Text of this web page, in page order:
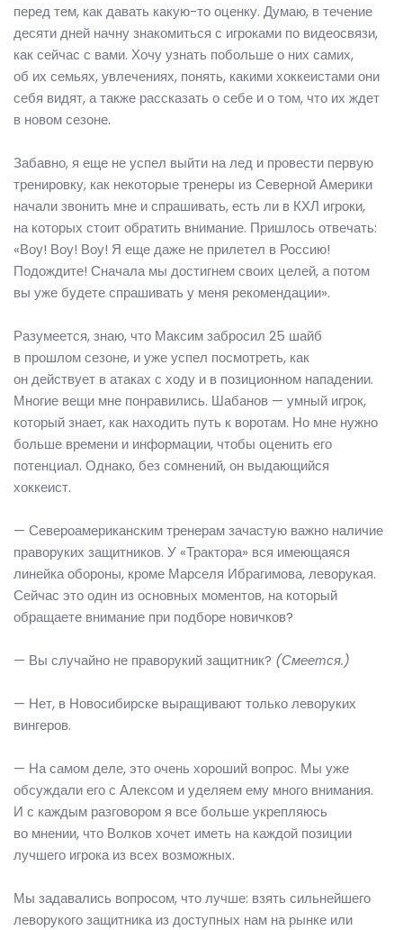
перед тем, как давать какую-то оценку. Думаю, в течение
десяти дней начну знакомиться с игроками по видеосвязи,
как сейчас с вами. Хочу узнать побольше о них самих,
об их семьях, увлечениях, понять, какими хоккеистами они
себя видят, а также рассказать о себе и о том, что их ждет
в новом сезоне.
Забавно, я еще не успел выйти на лед и провести первую
тренировку, как некоторые тренеры из Северной Америки
начали звонить мне и спрашивать, есть ли в КХЛ игроки,
на которых стоит обратить внимание. Пришлось отвечать:
«Воу! Воу! Воу! Я еще даже не прилетел в Россию!
Подождите! Сначала мы достигнем своих целей, а потом
вы уже будете спрашивать у меня рекомендации».
Разумеется, знаю, что Максим забросил 25 шайб
в прошлом сезоне, и уже успел посмотреть, как
он действует в атаках с ходу и в позиционном нападении.
Многие вещи мне понравились. Шабанов — умный игрок,
который знает, как находить путь к воротам. Но мне нужно
больше времени и информации, чтобы оценить его
потенциал. Однако, без сомнений, он выдающийся
хоккеист.
— Североамериканским тренерам зачастую важно наличие
праворуких защитников. У «Трактора» вся имеющаяся
линейка обороны, кроме Марселя Ибрагимова, леворукая.
Сейчас это один из основных моментов, на который
обращаете внимание при подборе новичков?
— Вы случайно не праворукий защитник? (Смеется.)
— Нет, в Новосибирске выращивают только леворуких
вингеров.
— На самом деле, это очень хороший вопрос. Мы уже
обсуждали его с Алексом и уделяем ему много внимания.
И с каждым разговором я все больше укрепляюсь
во мнении, что Волков хочет иметь на каждой позиции
лучшего игрока из всех возможных.
Мы задавались вопросом, что лучше: взять сильнейшего
леворукого защитника из доступных нам на рынке или